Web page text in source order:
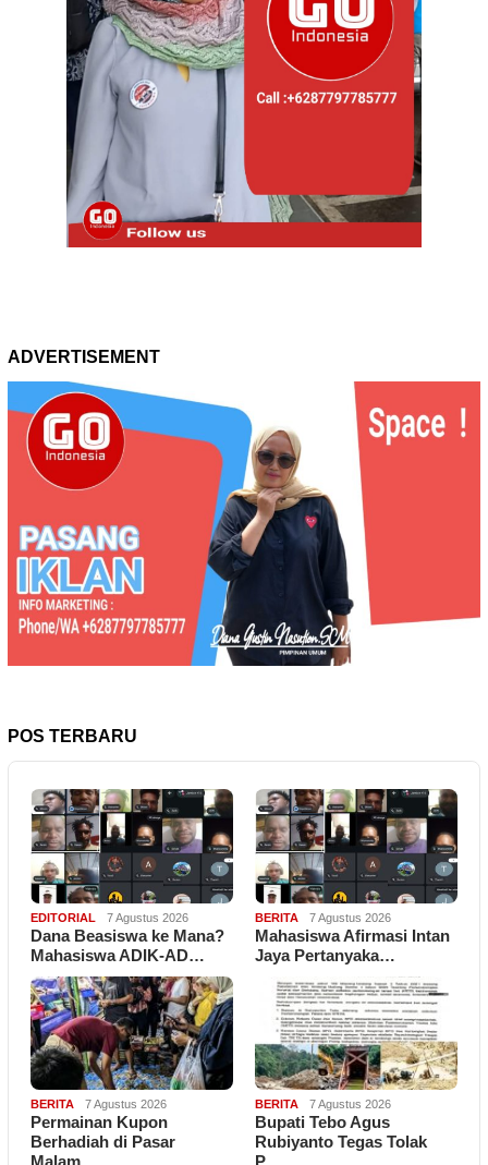
ADVERTISEMENT
POS TERBARU
EDITORIAL 7 Agustus 2026
Dana Beasiswa ke Mana?
Mahasiswa ADIK-AD…
BERITA 7 Agustus 2026
Mahasiswa Afirmasi Intan
Jaya Pertanyaka…
BERITA 7 Agustus 2026
Permainan Kupon
Berhadiah di Pasar
BERITA 7 Agustus 2026
Bupati Tebo Agus
Rubiyanto Tegas Tolak